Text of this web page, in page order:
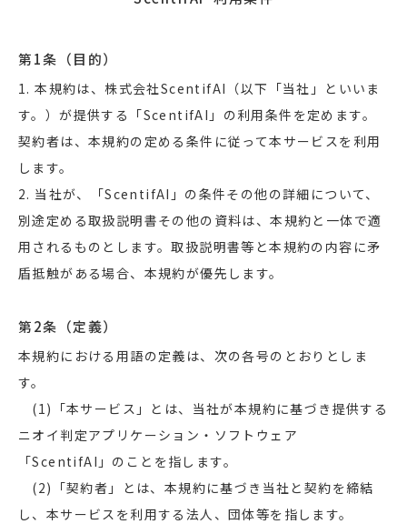
第1条（目的）
1. 本規約は、株式会社ScentifAI（以下「当社」といいま
す。）が提供する「ScentifAI」の利用条件を定めます。
契約者は、本規約の定める条件に従って本サービスを利用
します。
2. 当社が、「ScentifAI」の条件その他の詳細について、
別途定める取扱説明書その他の資料は、本規約と一体で適
用されるものとします。取扱説明書等と本規約の内容に矛
盾抵触がある場合、本規約が優先します。
第2条（定義）
本規約における用語の定義は、次の各号のとおりとしま
す。
(1)「本サービス」とは、当社が本規約に基づき提供する
ニオイ判定アプリケーション・ソフトウェア
「ScentifAI」のことを指します。
(2)「契約者」とは、本規約に基づき当社と契約を締結
し、本サービスを利用する法人、団体等を指します。